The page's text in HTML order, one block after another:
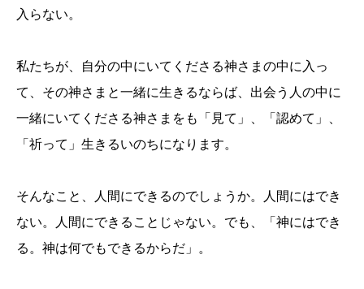
入らない。
私たちが、自分の中にいてくださる神さまの中に入っ
て、その神さまと一緒に生きるならば、出会う人の中に
一緒にいてくださる神さまをも「見て」、「認めて」、
「祈って」生きるいのちになります。
そんなこと、人間にできるのでしょうか。人間にはでき
ない。人間にできることじゃない。でも、「神にはでき
る。神は何でもできるからだ」。